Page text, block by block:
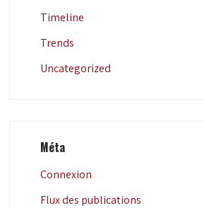
Timeline
Trends
Uncategorized
Méta
Connexion
Flux des publications